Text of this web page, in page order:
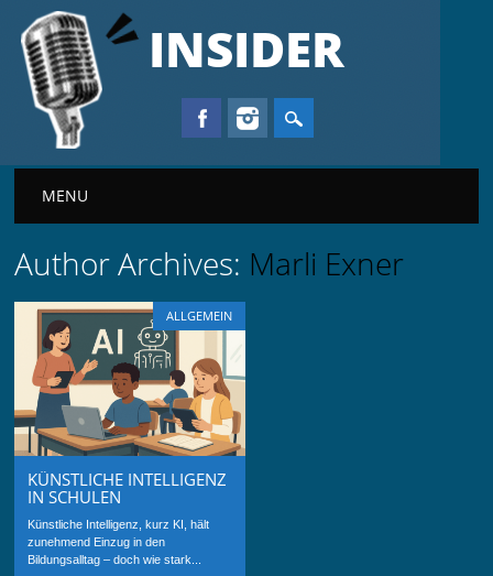
INSIDER
Main menu
MENU
Author Archives: Marli Exner
ALLGEMEIN
KÜNSTLICHE INTELLIGENZ
IN SCHULEN
Künstliche Intelligenz, kurz KI, hält
zunehmend Einzug in den
Bildungsalltag – doch wie stark...